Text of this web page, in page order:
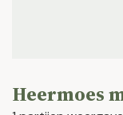
Heermoes